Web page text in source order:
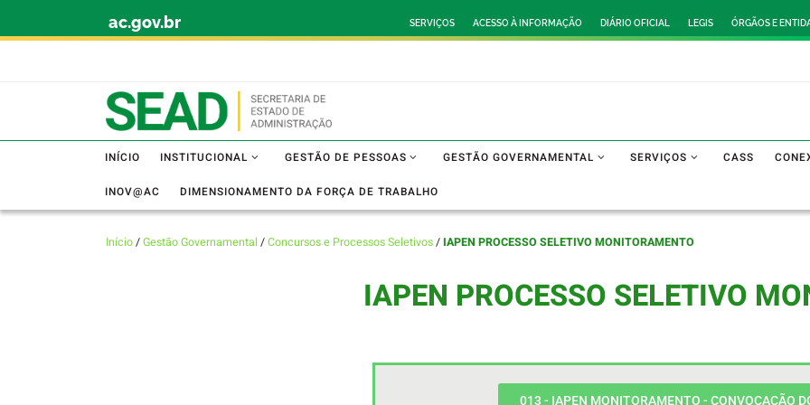
ac.gov.br SERVIÇOS ACESSO À INFORMAÇÃO DIÁRIO OFICIAL LEGIS ÓRGÃOS E
INÍCIO INSTITUCIONAL GESTÃO DE PESSOAS GESTÃO GOVERNAMENTAL SERVIÇOS CASS
INOV@AC DIMENSIONAMENTO DA FORÇA DE TRABALHO
Início/Gestão Governamental /Concursos e Processos Seletivos/IAPEN PROCESSO SELETIVO MONITORAMENTO
IAPEN PROCESSO SELETIVO
013 - IAPEN MONITORAMENTO - CONVOCAÇÃO